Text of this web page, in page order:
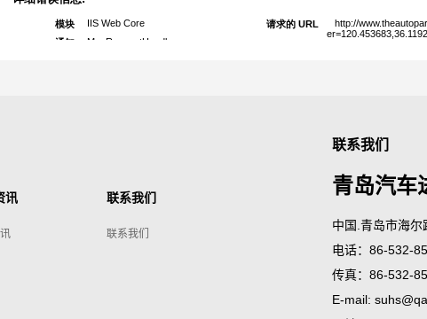
讯 联系我们
联系我们
联系我们
青岛汽车
中国.青岛市海
电话：86-532-
传真：86-532-
E-mail: